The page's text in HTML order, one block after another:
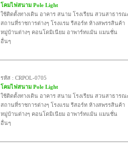
โคมไฟสนาม Pole Light
ใช้ติดตั้งทางเดิน อาคาร สนาม โรงเรียน สวนสาธารณ
สถานที่ราชการต่างๆ โรงแรม รีสอร์ท ห้างสพรรสินค้า
หมู่บ้านต่างๆ คอนโดมิเนียม อาพาร์ทแม้น แมนชั่น
อื่นๆ
รหัส : CRPOL-0705
โคมไฟสนาม Pole Light
ใช้ติดตั้งทางเดิน อาคาร สนาม โรงเรียน สวนสาธารณ
สถานที่ราชการต่างๆ โรงแรม รีสอร์ท ห้างสพรรสินค้า
หมู่บ้านต่างๆ คอนโดมิเนียม อาพาร์ทแม้น แมนชั่น
อื่นๆ